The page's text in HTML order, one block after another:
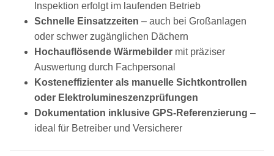
Inspektion erfolgt im laufenden Betrieb
Schnelle Einsatzzeiten – auch bei Großanlagen
oder schwer zugänglichen Dächern
Hochauflösende Wärmebilder mit präziser
Auswertung durch Fachpersonal
Kosteneffizienter als manuelle Sichtkontrollen
oder Elektrolumineszenzprüfungen
Dokumentation inklusive GPS-Referenzierung –
ideal für Betreiber und Versicherer